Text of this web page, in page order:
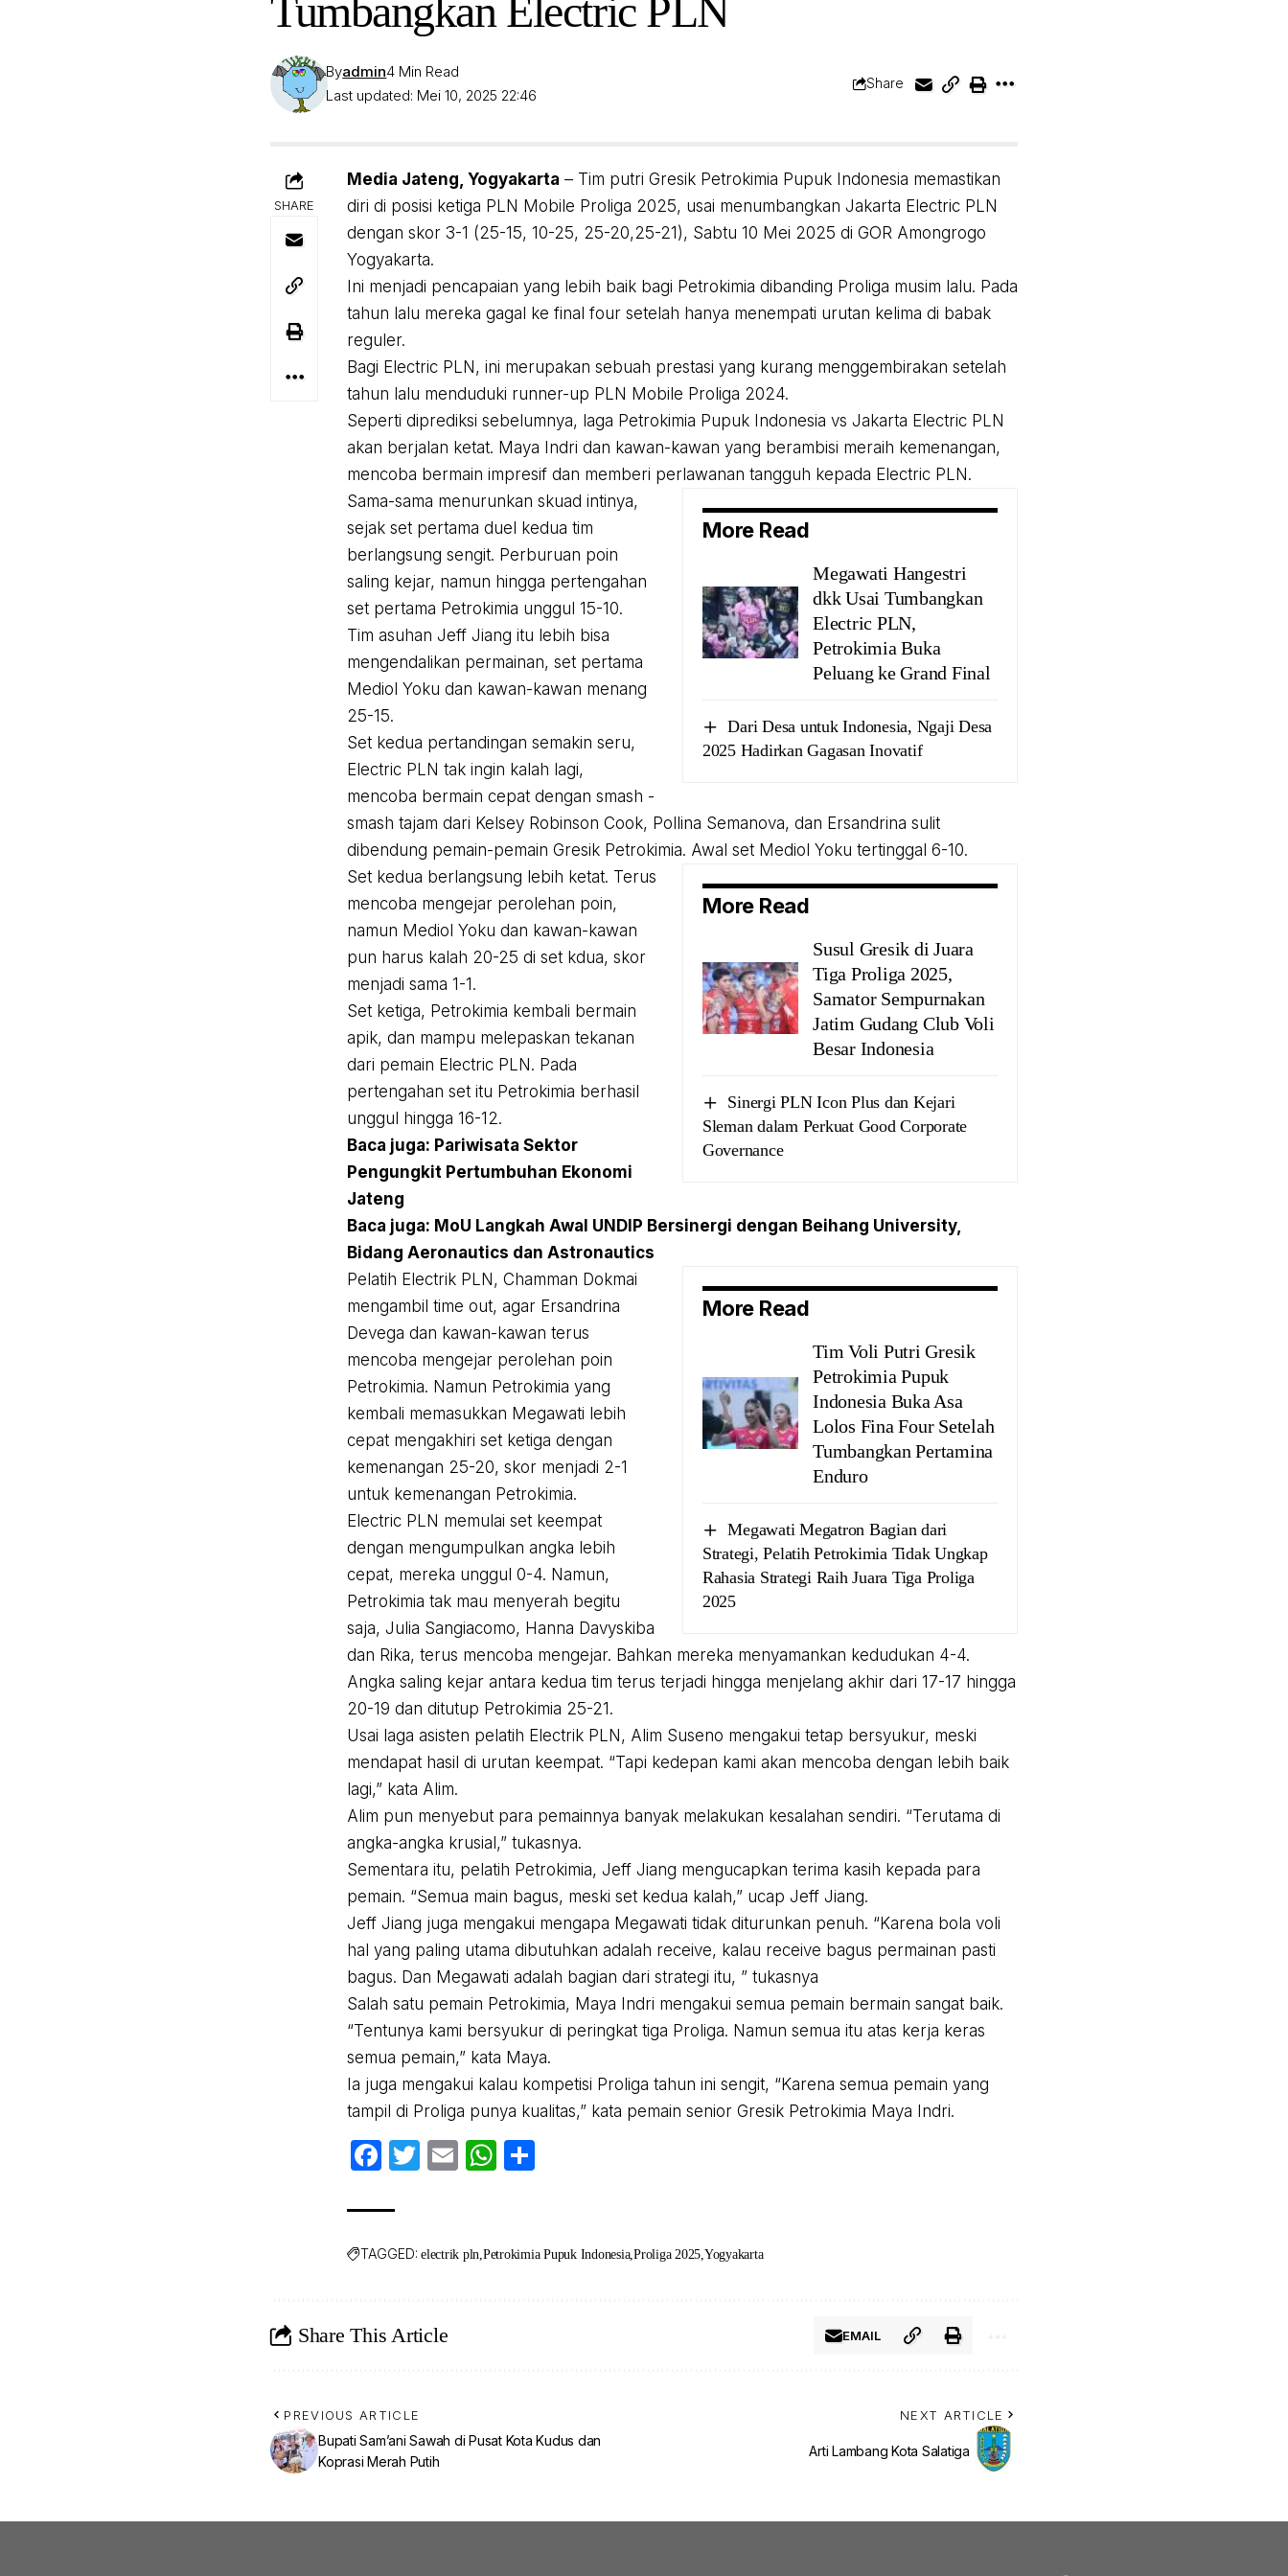
Tumbangkan Electric PLN
Last updated: Mei 10, 2025 22:46
Byadmin4 Min Read
Share
SHARE
Media Jateng, Yogyakarta – Tim putri Gresik Petrokimia Pupuk Indonesia memastikan
diri di posisi ketiga PLN Mobile Proliga 2025, usai menumbangkan Jakarta Electric PLN
dengan skor 3-1 (25-15, 10-25, 25-20,25-21), Sabtu 10 Mei 2025 di GOR Amongrogo
Yogyakarta.
Ini menjadi pencapaian yang lebih baik bagi Petrokimia dibanding Proliga musim lalu. Pada
tahun lalu mereka gagal ke final four setelah hanya menempati urutan kelima di babak
reguler.
Bagi Electric PLN, ini merupakan sebuah prestasi yang kurang menggembirakan setelah
tahun lalu menduduki runner-up PLN Mobile Proliga 2024.
Seperti diprediksi sebelumnya, laga Petrokimia Pupuk Indonesia vs Jakarta Electric PLN
akan berjalan ketat. Maya Indri dan kawan-kawan yang berambisi meraih kemenangan,
mencoba bermain impresif dan memberi perlawanan tangguh kepada Electric PLN.
More Read
Megawati Hangestri
dkk Usai Tumbangkan
Electric PLN,
Petrokimia Buka
Peluang ke Grand Final
Dari Desa untuk Indonesia, Ngaji Desa
2025 Hadirkan Gagasan Inovatif
Sama-sama menurunkan skuad intinya,
sejak set pertama duel kedua tim
berlangsung sengit. Perburuan poin
saling kejar, namun hingga pertengahan
set pertama Petrokimia unggul 15-10.
Tim asuhan Jeff Jiang itu lebih bisa
mengendalikan permainan, set pertama
Mediol Yoku dan kawan-kawan menang
25-15.
Set kedua pertandingan semakin seru,
Electric PLN tak ingin kalah lagi,
mencoba bermain cepat dengan smash -
smash tajam dari Kelsey Robinson Cook, Pollina Semanova, dan Ersandrina sulit
dibendung pemain-pemain Gresik Petrokimia. Awal set Mediol Yoku tertinggal 6-10.
More Read
Susul Gresik di Juara
Tiga Proliga 2025,
Samator Sempurnakan
Jatim Gudang Club Voli
Besar Indonesia
Sinergi PLN Icon Plus dan Kejari
Sleman dalam Perkuat Good Corporate
Governance
Set kedua berlangsung lebih ketat. Terus
mencoba mengejar perolehan poin,
namun Mediol Yoku dan kawan-kawan
pun harus kalah 20-25 di set kdua, skor
menjadi sama 1-1.
Set ketiga, Petrokimia kembali bermain
apik, dan mampu melepaskan tekanan
dari pemain Electric PLN. Pada
pertengahan set itu Petrokimia berhasil
unggul hingga 16-12.
Baca juga: Pariwisata Sektor
Pengungkit Pertumbuhan Ekonomi
Jateng
Baca juga: MoU Langkah Awal UNDIP Bersinergi dengan Beihang University,
Bidang Aeronautics dan Astronautics
More Read
Tim Voli Putri Gresik
Petrokimia Pupuk
Indonesia Buka Asa
Lolos Fina Four Setelah
Tumbangkan Pertamina
Enduro
Megawati Megatron Bagian dari
Strategi, Pelatih Petrokimia Tidak Ungkap
Rahasia Strategi Raih Juara Tiga Proliga
2025
Pelatih Electrik PLN, Chamman Dokmai
mengambil time out, agar Ersandrina
Devega dan kawan-kawan terus
mencoba mengejar perolehan poin
Petrokimia. Namun Petrokimia yang
kembali memasukkan Megawati lebih
cepat mengakhiri set ketiga dengan
kemenangan 25-20, skor menjadi 2-1
untuk kemenangan Petrokimia.
Electric PLN memulai set keempat
dengan mengumpulkan angka lebih
cepat, mereka unggul 0-4. Namun,
Petrokimia tak mau menyerah begitu
saja, Julia Sangiacomo, Hanna Davyskiba
dan Rika, terus mencoba mengejar. Bahkan mereka menyamankan kedudukan 4-4.
Angka saling kejar antara kedua tim terus terjadi hingga menjelang akhir dari 17-17 hingga
20-19 dan ditutup Petrokimia 25-21.
Usai laga asisten pelatih Electrik PLN, Alim Suseno mengakui tetap bersyukur, meski
mendapat hasil di urutan keempat. “Tapi kedepan kami akan mencoba dengan lebih baik
lagi,” kata Alim.
Alim pun menyebut para pemainnya banyak melakukan kesalahan sendiri. “Terutama di
angka-angka krusial,” tukasnya.
Sementara itu, pelatih Petrokimia, Jeff Jiang mengucapkan terima kasih kepada para
pemain. “Semua main bagus, meski set kedua kalah,” ucap Jeff Jiang.
Jeff Jiang juga mengakui mengapa Megawati tidak diturunkan penuh. “Karena bola voli
hal yang paling utama dibutuhkan adalah receive, kalau receive bagus permainan pasti
bagus. Dan Megawati adalah bagian dari strategi itu, ” tukasnya
Salah satu pemain Petrokimia, Maya Indri mengakui semua pemain bermain sangat baik.
“Tentunya kami bersyukur di peringkat tiga Proliga. Namun semua itu atas kerja keras
semua pemain,” kata Maya.
Ia juga mengakui kalau kompetisi Proliga tahun ini sengit, “Karena semua pemain yang
tampil di Proliga punya kualitas,” kata pemain senior Gresik Petrokimia Maya Indri.
Facebook
Twitter
EmailWhatsApp
TAGGED: electrik pln Petrokimia Pupuk Indonesia Proliga 2025 Yogyakarta
Share This Article EMAIL
PREVIOUS ARTICLE
Bupati Sam’ani Sawah di Pusat Kota Kudus dan
Koprasi Merah Putih
NEXT ARTICLE
Arti Lambang Kota Salatiga